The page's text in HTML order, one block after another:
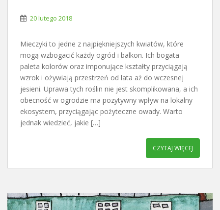
20 lutego 2018
Mieczyki to jedne z najpiękniejszych kwiatów, które
mogą wzbogacić każdy ogród i balkon. Ich bogata
paleta kolorów oraz imponujące kształty przyciągają
wzrok i ożywiają przestrzeń od lata aż do wczesnej
jesieni. Uprawa tych roślin nie jest skomplikowana, a ich
obecność w ogrodzie ma pozytywny wpływ na lokalny
ekosystem, przyciągając pożyteczne owady. Warto
jednak wiedzieć, jakie […]
CZYTAJ WIĘCEJ